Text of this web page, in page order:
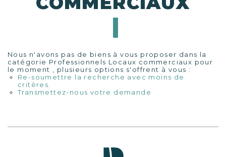
Nous n'avons pas de biens à vous proposer dans la
catégorie Professionnels Locaux commerciaux pour
le moment , plusieurs options s'offrent à vous :
Re-soumettre la recherche avec moins de
critères.
Transmettez-nous votre demande